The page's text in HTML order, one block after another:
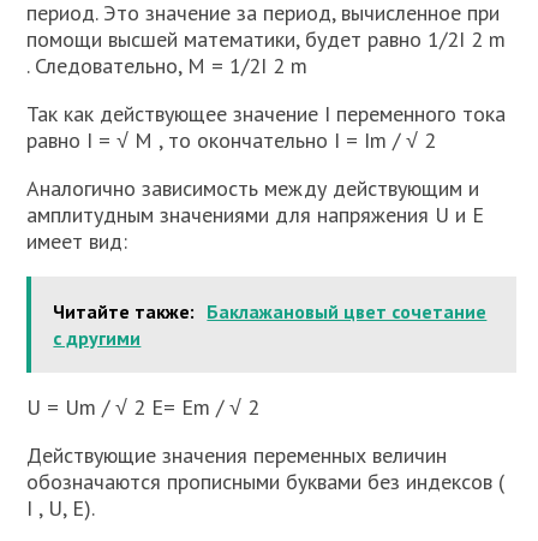
период. Это значение за период, вычисленное при
помощи высшей математики, будет равно 1/2I 2 m
. Следовательно, М = 1/2I 2 m
Так как действующее значение I переменного тока
равно I = √ M , то окончательно I = Im / √ 2
Аналогично зависимость между действующим и
амплитудным значениями для напряжения U и Е
имеет вид:
Читайте также: Баклажановый цвет сочетание
с другими
U = Um / √ 2 E= Em / √ 2
Действующие значения переменных величин
обозначаются прописными буквами без индексов (
I , U, Е).